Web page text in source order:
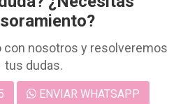
con nosotros y resolveremos
tus dudas.
ENVIAR WHATSAPP